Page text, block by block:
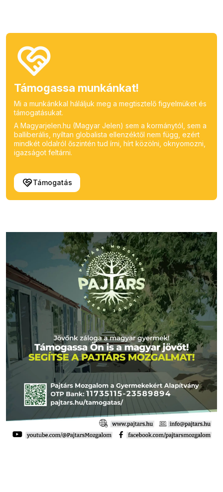
Támogassa munkánkat!
Mi a munkánkkal háláljuk meg a megtisztelő figyelmüket és
támogatásukat.
A Magyarjelen.hu (Magyar Jelen) sem a kormánytól, sem a
balliberális, nyíltan globalista ellenzéktől nem függ, ezért
mindkét oldalról őszintén tud írni, hírt közölni, oknyomozni,
igazságot feltárni.
Támogatás